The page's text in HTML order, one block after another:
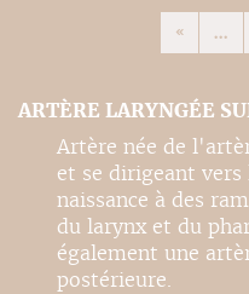
« ...
ARTÈRE LARYNGÉE
Artère née de
et se dirigeant
naissance à des
du larynx et du
également une
postérieure.